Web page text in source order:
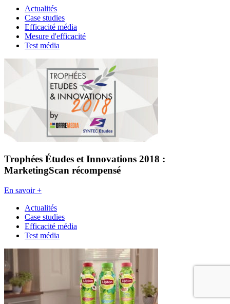
Actualités
Case studies
Efficacité média
Mesure d'efficacité
Test média
Trophées Études et Innovations 2018 :
MarketingScan récompensé
En savoir +
Actualités
Case studies
Efficacité média
Test média